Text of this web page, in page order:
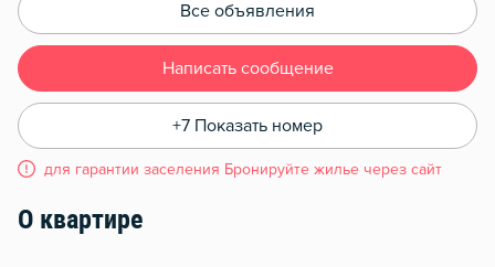
Все объявления
Написать сообщение
+7 Показать номер
для гарантии заселения Бронируйте жилье через сайт
О квартире